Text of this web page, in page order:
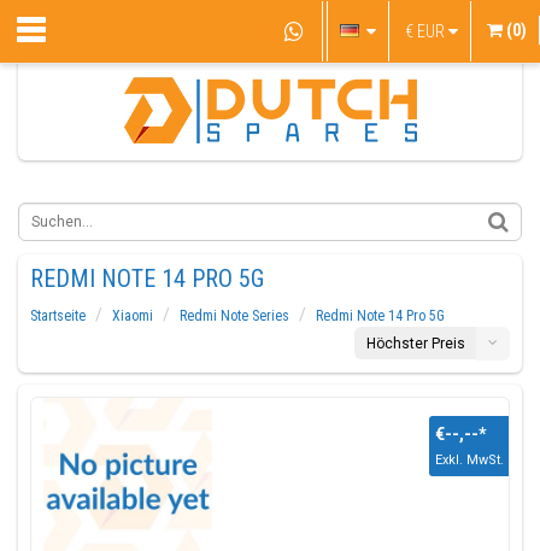
€ EUR (0)
REDMI NOTE 14 PRO 5G
Startseite Xiaomi Redmi Note Series
Redmi Note 14 Pro 5G
Höchster Preis
€--,--*
Exkl. MwSt.